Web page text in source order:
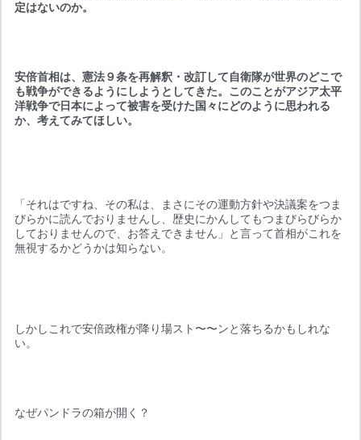
定はないのか。
安倍首相は、憲法９条を再解釈・改訂して自衛隊が世界のどこで
も戦争ができるようにしようとしてきた。このことがアジア太平
洋戦争で日本によって被害を受けた国々にどのように思われる
か、考えてみてほしい。
「それはですね、その私は、まさにその運動方針や決議案をつま
びらかに読んでおりませんし、歴史にかんしてもつまびらびらか
しておりませんので、お答えできません」と言って首相がこれを
無視するかどうかは知らない。
しかしこれで安倍政権が降り場スト〜〜ンと落ちるかもしれな
い。
なぜパンドラの箱が開く？